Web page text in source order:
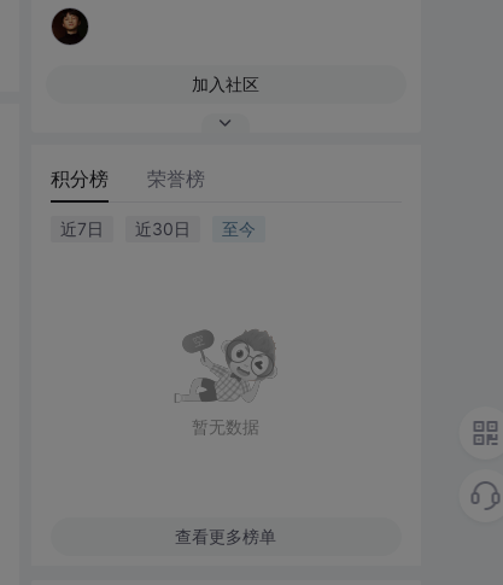
加入社区
积分榜 荣誉榜
近7日 近30日 至今
暂无数据
查看更多榜单